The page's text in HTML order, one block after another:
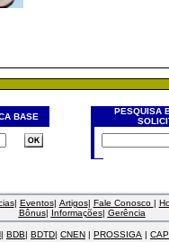
BASE
PESQUISA
| Eventos| Artigos| Fale Conosco |
Bônus| Informações| Gerência
| BDB| BDTD| CNEN | PROSSIGA |